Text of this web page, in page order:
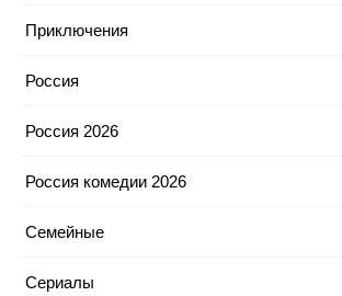
Приключения
Россия
Россия 2026
Россия комедии 2026
Семейные
Сериалы